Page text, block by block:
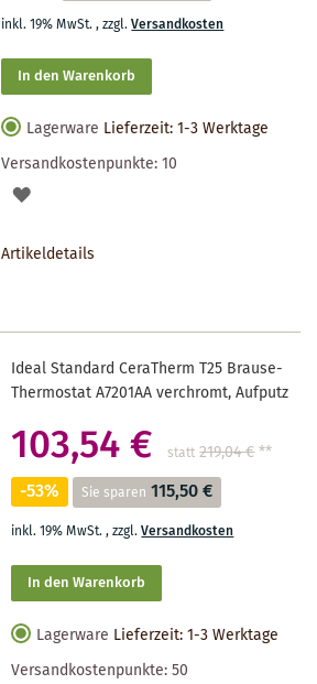
inkl. 19% MwSt.,zzgl.Versandkosten
In den Warenkorb
Lagerware Lieferzeit: 1-3 Werktage
Versandkostenpunkte:10
AUF
Artikeldetails
Ideal Standard CeraTherm T25 Brause-
Thermostat A7201AA verchromt, Aufputz
103,54 € statt 219,04 €**
-53% Sie sparen 115,50 €
inkl. 19% MwSt.,zzgl.Versandkosten
In den Warenkorb
Lagerware Lieferzeit: 1-3 Werktage
Versandkostenpunkte:50